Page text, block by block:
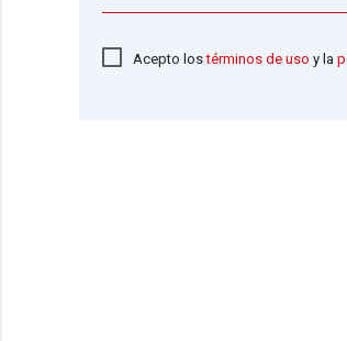
Acepto lostérminos de uso y la